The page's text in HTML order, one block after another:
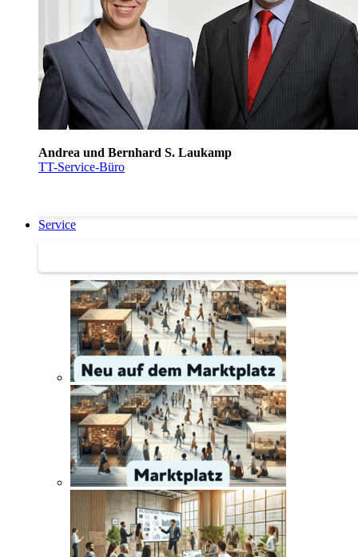
Andrea und Bernhard S. Laukamp
TT-Service-Büro
Service